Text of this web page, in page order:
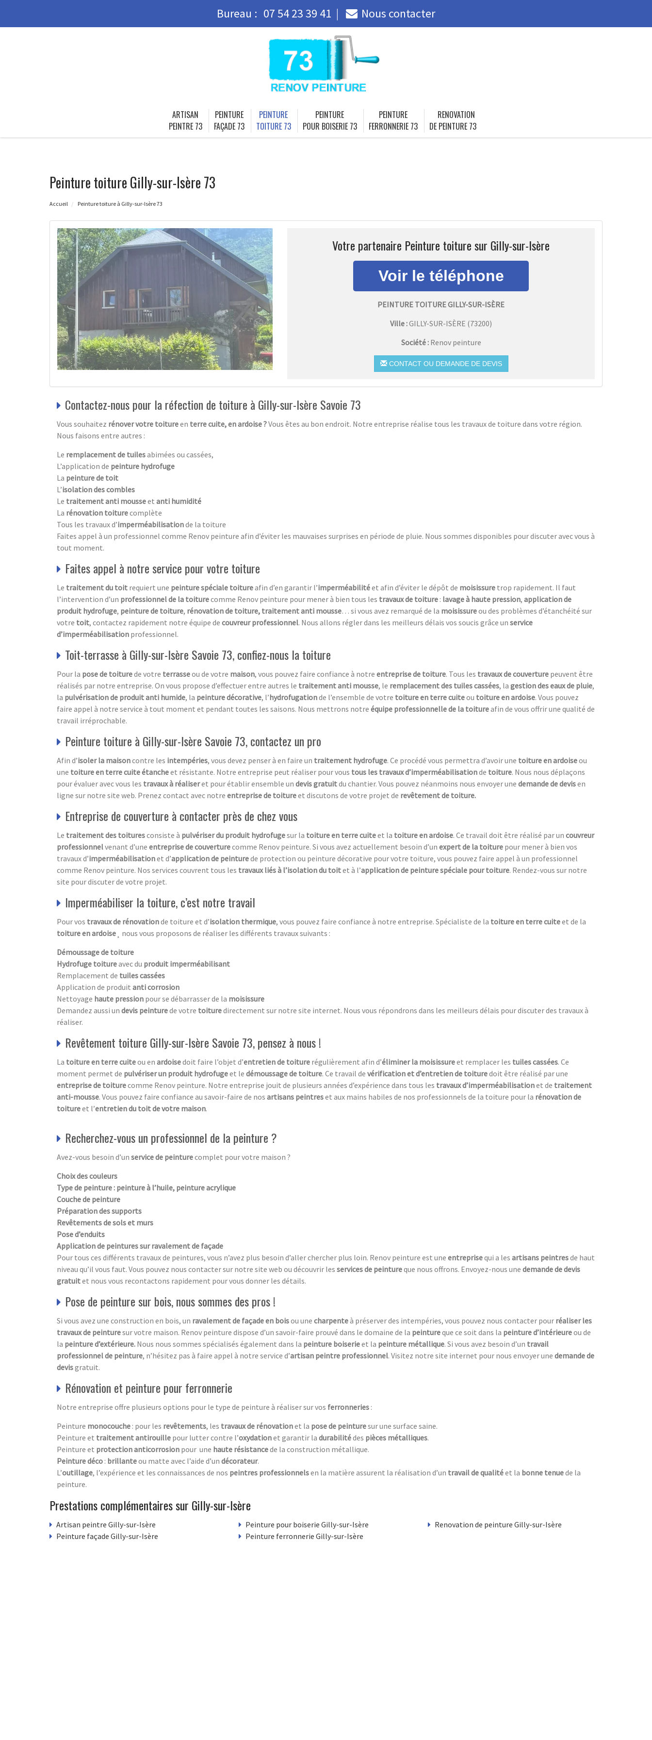
Bureau : 07 54 23 39 41 Nous contacter
ARTISAN
PEINTRE 73
PEINTURE
FAÇADE 73
PEINTURE
TOITURE 73
PEINTURE
POUR BOISERIE 73
PEINTURE
FERRONNERIE 73
RENOVATION
DE PEINTURE 73
Peinture toiture Gilly-sur-Isère 73
Accueil Peinture toiture à Gilly-sur-Isère 73
Votre partenaire Peinture toiture sur Gilly-sur-Isère
PEINTURE TOITURE GILLY-SUR-ISÈRE
Ville :GILLY-SUR-ISÈRE (73200)
Société : Renov peinture
CONTACT OU DEMANDE DE DEVIS
Contactez-nous pour la réfection de toiture à Gilly-sur-Isère Savoie 73
Vous souhaitez rénover votre toitureen terre cuite, en ardoise ?Vous êtes au bon endroit. Notre entreprise réalise tous les travaux de toiture dans votre région.
Nous faisons entre autres :
Le remplacement de tuilesabimées ou cassées,
L’application de peinture hydrofuge
La peinture de toit
L’isolation des combles
Le traitement anti mousseet anti humidité
La rénovation toiturecomplète
Tous les travaux d’imperméabilisationde la toiture
Faites appel à un professionnel comme Renov peinture afin d’éviter les mauvaises surprises en période de pluie. Nous sommes disponibles pour discuter avec vous à
tout moment.
Faites appel à notre service pour votre toiture
Le traitement du toit requiert une peinture spéciale toitureafin d’en garantir l’imperméabilitéet afin d’éviter le dépôt de moisissure trop rapidement. Il faut
l’intervention d’un professionnel de la toiturecomme Renov peinture pour mener à bien tous les travaux de toiture : lavage à haute pression, application de
produit hydrofuge, peinture de toiture, rénovation de toiture, traitement anti mousse… si vous avez remarqué de la moisissureou des problèmes d’étanchéité sur
votre toit, contactez rapidement notre équipe de couvreur professionnel. Nous allons régler dans les meilleurs délais vos soucis grâce un service
d’imperméabilisation professionnel.
Toit-terrasse à Gilly-sur-Isère Savoie 73, confiez-nous la toiture
Pour la pose de toiturede votre terrasseou de votre maison, vous pouvez faire confiance à notre entreprise de toiture. Tous les travaux de couverture peuvent être
réalisés par notre entreprise. On vous propose d’effectuer entre autres le traitement anti mousse, le remplacement des tuiles cassées, la gestion des eaux de pluie,
la pulvérisation de produit anti humide, la peinture décorative, l’hydrofugationde l’ensemble de votre toiture en terre cuiteou toiture en ardoise. Vous pouvez
faire appel à notre service à tout moment et pendant toutes les saisons. Nous mettrons notre équipe professionnelle de la toitureafin de vous offrir une qualité de
travail irréprochable.
Peinture toiture à Gilly-sur-Isère Savoie 73, contactez un pro
Afin d’isoler la maisoncontre les intempéries, vous devez penser à en faire un traitement hydrofuge. Ce procédé vous permettra d’avoir une toiture en ardoiseou
une toiture en terre cuite étancheet résistante. Notre entreprise peut réaliser pour vous tous les travaux d’imperméabilisationde toiture. Nous nous déplaçons
pour évaluer avec vous les travaux à réaliseret pour établir ensemble un devis gratuitdu chantier. Vous pouvez néanmoins nous envoyer une demande de devisen
ligne sur notre site web. Prenez contact avec notre entreprise de toitureet discutons de votre projet de revêtement de toiture.
Entreprise de couverture à contacter près de chez vous
Le traitement des toituresconsiste à pulvériser du produit hydrofugesur la toiture en terre cuiteet la toiture en ardoise. Ce travail doit être réalisé par un couvreur
professionnelvenant d’une entreprise de couverturecomme Renov peinture. Si vous avez actuellement besoin d’un expert de la toiture pour mener à bien vos
travaux d’imperméabilisationet d’application de peinturede protection ou peinture décorative pour votre toiture, vous pouvez faire appel à un professionnel
comme Renov peinture. Nos services couvrent tous les travaux liés à l’isolation du toitet à l’application de peinture spéciale pour toiture. Rendez-vous sur notre
site pour discuter de votre projet.
Imperméabiliser la toiture, c’est notre travail
Pour vos travaux de rénovationde toiture et d’isolation thermique, vous pouvez faire confiance à notre entreprise. Spécialiste de la toiture en terre cuiteet de la
toiture en ardoise ¸ nous vous proposons de réaliser les différents travaux suivants :
Démoussage de toiture
Hydrofuge toitureavec du produit imperméabilisant
Remplacement de tuiles cassées
Application de produit anti corrosion
Nettoyage haute pression pour se débarrasser de la moisissure
Demandez aussi un devis peinturede votre toituredirectement sur notre site internet. Nous vous répondrons dans les meilleurs délais pour discuter des travaux à
réaliser.
Revêtement toiture Gilly-sur-Isère Savoie 73, pensez à nous !
La toiture en terre cuiteou en ardoisedoit faire l’objet d’entretien de toiture régulièrement afin d’éliminer la moisissureet remplacer les tuiles cassées. Ce
moment permet de pulvériser un produit hydrofugeet le démoussage de toiture. Ce travail de vérification et d’entretien de toituredoit être réalisé par une
entreprise de toiturecomme Renov peinture. Notre entreprise jouit de plusieurs années d’expérience dans tous les travaux d’imperméabilisationet de traitement
anti-mousse. Vous pouvez faire confiance au savoir-faire de nos artisans peintreset aux mains habiles de nos professionnels de la toiture pour la rénovation de
toitureet l’entretien du toit de votre maison.
Recherchez-vous un professionnel de la peinture ?
Avez-vous besoin d’un service de peinturecomplet pour votre maison ?
Choix des couleurs
Type de peinture : peinture à l’huile, peinture acrylique
Couche de peinture
Préparation des supports
Revêtements de sols et murs
Pose d’enduits
Application de peintures sur ravalement de façade
Pour tous ces différents travaux de peintures, vous n’avez plus besoin d’aller chercher plus loin. Renov peinture est une entreprisequi a les artisans peintresde haut
niveau qu’il vous faut. Vous pouvez nous contacter sur notre site web ou découvrir les services de peintureque nous offrons. Envoyez-nous une demande de devis
gratuitet nous vous recontactons rapidement pour vous donner les détails.
Pose de peinture sur bois, nous sommes des pros !
Si vous avez une construction en bois, un ravalement de façade en boisou une charpenteà préserver des intempéries, vous pouvez nous contacter pour réaliser les
travaux de peinturesur votre maison. Renov peinture dispose d’un savoir-faire prouvé dans le domaine de la peintureque ce soit dans la peinture d’intérieureou de
la peinture d’extérieure. Nous nous sommes spécialisés également dans la peinture boiserieet la peinture métallique. Si vous avez besoin d’un travail
professionnel de peinture, n’hésitez pas à faire appel à notre service d’artisan peintre professionnel. Visitez notre site internet pour nous envoyer une demande de
devisgratuit.
Rénovation et peinture pour ferronnerie
Notre entreprise offre plusieurs options pour le type de peinture à réaliser sur vos ferronneries :
Peinture monocouche : pour les revêtements, les travauxde rénovationet la pose de peinturesur une surface saine.
Peinture et traitement antirouille pour lutter contre l’oxydationet garantir la durabilitédes pièces métalliques.
Peinture et protection anticorrosion pour une haute résistancede la construction métallique.
Peinturedéco : brillanteou matte avec l’aide d’un décorateur.
L’outillage, l’expérience et les connaissances de nos peintres professionnelsen la matière assurent la réalisation d’un travail de qualitéet la bonne tenuede la
peinture.
Prestations complémentaires sur Gilly-sur-Isère
Artisan peintre Gilly-sur-Isère
Peinture façade Gilly-sur-Isère
Peinture pour boiserie Gilly-sur-Isère
Peinture ferronnerie Gilly-sur-Isère
Renovation de peinture Gilly-sur-Isère